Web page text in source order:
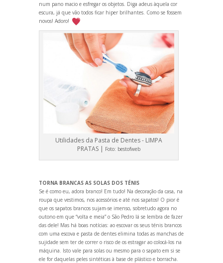
num pano macio e esfregar os objetos. Diga adeus àquela cor
escura, já que vão todos ficar hiper brilhantes. Como se fossem
novos! Adoro!
Utilidades da Pasta de Dentes - LIMPA
PRATAS | Foto: bestofweb
TORNA BRANCAS AS SOLAS DOS TÉNIS
Se é como eu, adora branco! Em tudo! Na decoração da casa, na
roupa que vestimos, nos acessórios e até nos sapatos! O pior é
que os sapatos brancos sujam-se imenso, sobretudo agora no
outono em que “volta e meia” o São Pedro lá se lembra de fazer
das dele! Mas há boas notícias: ao escovar os seus ténis brancos
com uma escova e pasta de dentes elimina todas as manchas de
sujidade sem ter de correr o risco de os estragar ao colocá-los na
máquina. Isto vale para solas ou mesmo para o sapato em si se
ele for daquelas peles sintéticas à base de plástico e borracha.